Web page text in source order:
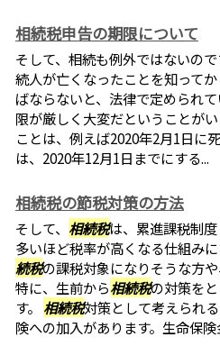
相続税申告の期限について
そして、相続も例外ではないの
続人が亡くなったことを知って
ばならないと、法律で定められ
限が厳しく大変だということが
ことは、例えば2020年2月1日に
は、2020年12月1日までにする...
相続税の節税対策の方法
そして、 相続税は、累進課税制
多いほど税率が高くなる仕組みに
続税の課税対象になりそうな方
特に、生前から相続税の対策を
す。 相続税対策として考えられ
険への加入があります。生命保